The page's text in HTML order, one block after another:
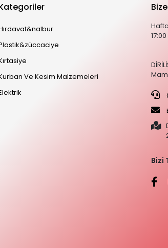
Ve Kesim Malzemeleri
Bizi